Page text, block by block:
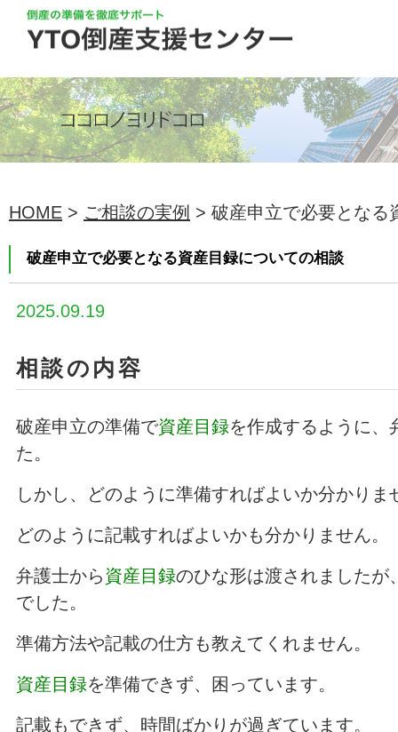
HOME > ご相談の実例 > 破産申立で必要となる
破産申立で必要となる資産目録についての相談
2025.09.19
相談の内容
破産申立の準備で資産目録を作成するように、
た。
しかし、どのように準備すればよいか分かりま
どのように記載すればよいかも分かりません。
弁護士から資産目録のひな形は渡されましたが
でした。
準備方法や記載の仕方も教えてくれません。
資産目録を準備できず、困っています。
記載もできず、時間ばかりが過ぎています。